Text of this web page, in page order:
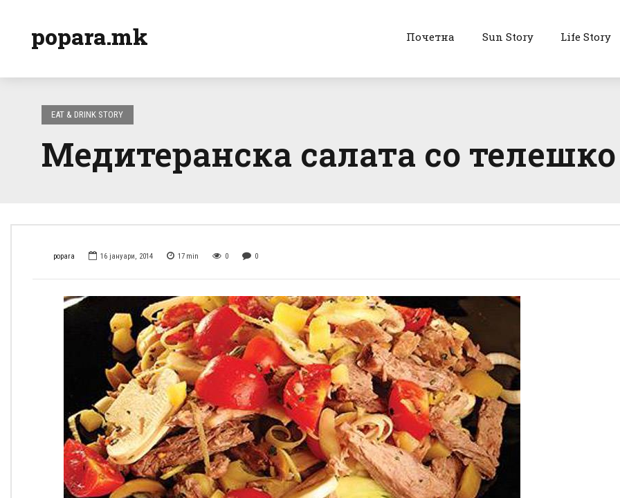
popara.mk Почетна Sun Story Life Story
EAT & DRINK STORY
Медитеранска салата со телешко
popara 16 јануари, 2014 17 min 0 0